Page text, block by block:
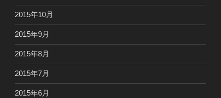
2015年10月
2015年9月
2015年8月
2015年7月
2015年6月